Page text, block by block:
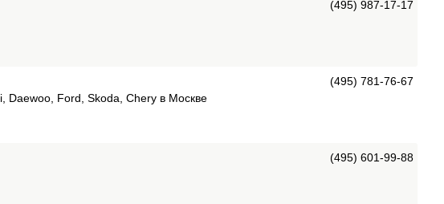
(495) 987-17-17
(495) 781-76-67
Daewoo, Ford, Skoda, Chery в Москве
(495) 601-99-88